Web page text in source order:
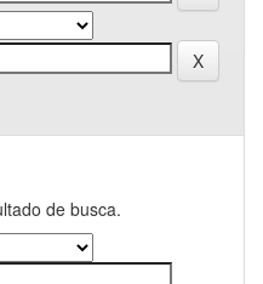
de busca.